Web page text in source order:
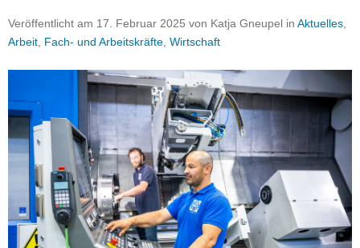
a
v
t
Veröffentlicht am 17. Februar 2025 von Katja Gneupel in Aktuelles
Arbeit Fach- und Arbeitskräfte Wirtschaft